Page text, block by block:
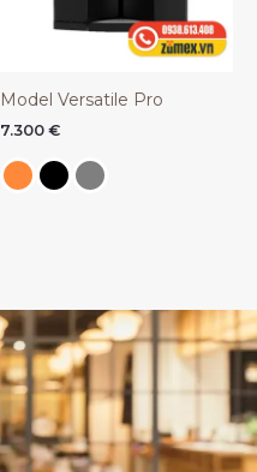
Model Versatile Pro
7.300 €